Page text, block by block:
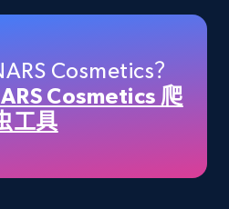
Description, Initial
Reviews count, and
Cosmetics？
Cosmetics 爬
工具